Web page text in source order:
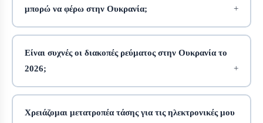
μπορώ να φέρω στην Ουκρανία;
Είναι συχνές οι διακοπές ρεύματος στην Ουκρανία το
2026;
Χρειάζομαι μετατροπέα τάσης για τις ηλεκτρονικές μου